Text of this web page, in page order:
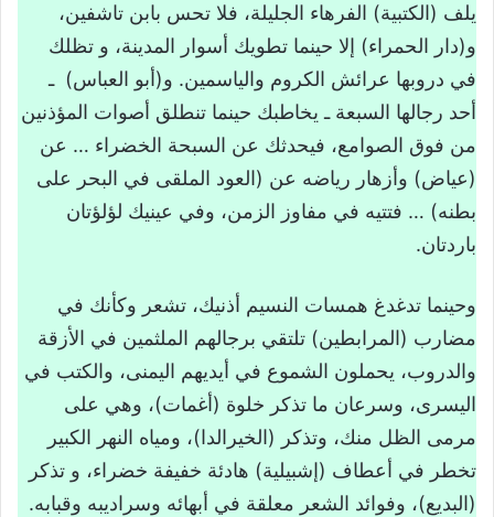
بناء فرضية القراءة
القراءة التوجيهية
الإيضاح اللغوي
الفكرة المحورية للنص
القراءة التحليلية للنص
الأفكار الأساسية
الحقول الدلالية
التركيب والتقويم
التركيب
التقويم
تحميل درس النص القرائي من عبق حضارتنا
يلف (الكتبية) الفرهاء الجليلة، فلا تحس بابن تاشفين،
و(دار الحمراء) إلا حينما تطويك أسوار المدينة، و تظلك
في دروبها عرائش الكروم والياسمين. و(أبو العباس) ـ
أحد رجالها السبعة ـ يخاطبك حينما تنطلق أصوات المؤذنين
من فوق الصوامع، فيحدثك عن السبحة الخضراء … عن
(عياض) وأزهار رياضه عن (العود الملقى في البحر على
بطنه) … فتتيه في مفاوز الزمن، وفي عينيك لؤلؤتان
باردتان.
وحينما تدغدغ همسات النسيم أذنيك، تشعر وكأنك في
مضارب (المرابطين) تلتقي برجالهم الملثمين في الأزقة
والدروب، يحملون الشموع في أيديهم اليمنى، والكتب في
اليسرى، وسرعان ما تذكر خلوة (أغمات)، وهي على
مرمى الظل منك، وتذكر (الخيرالدا)، ومياه النهر الكبير
تخطر في أعطاف (إشبيلية) هادئة خفيفة خضراء، و تذكر
(البديع)، وفوائد الشعر معلقة في أبهائه وسراديبه وقبابه.